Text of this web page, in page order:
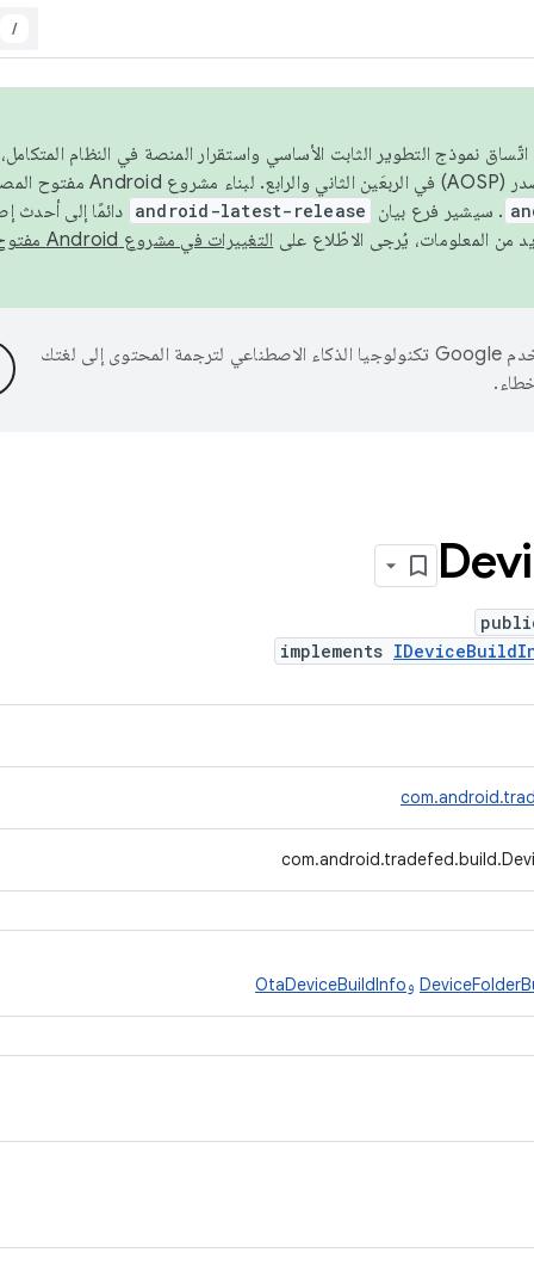
/
2026، ولضمان اتّساق نموذج التطوير الثابت الأساسي واستقرار المنصة في النظام
. سيشير فرع بيان android-latest-release دائمًا إلى أحدث
التغييرات في مشروع Android مفتوح المصدر
تستخدم Google تكنولوجيا الذكاء الاصطناعي لترجمة المحتوى إلى لغتك
implements
وOtaDeviceBuildInfo